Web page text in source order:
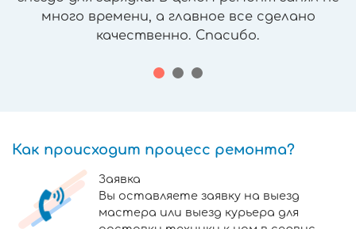
много времени, а главное все сделано
качественно. Спасибо.
Как происходит процесс ремонта?
Заявка
Вы оставляете заявку на выезд
мастера или выезд курьера для